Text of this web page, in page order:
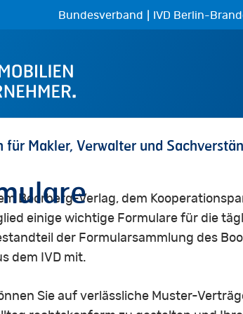
Bundesverband | IVD Berlin-
für Makler, Verwalter und
Boorberg-Verlag, dem
einige wichtige Formulare für die
der Formularsammlung des
dem IVD mit.
Sie auf verlässliche Muster-